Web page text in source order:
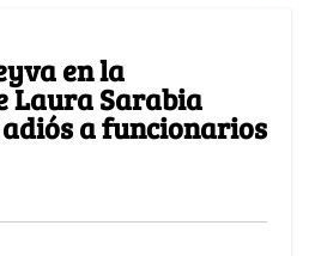
en la
Laura Sarabia
a funcionarios